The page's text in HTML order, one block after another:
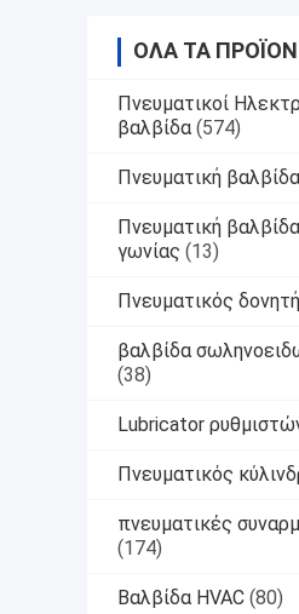
ΌΛΑ ΤΑ
Πνευματικοί
βαλβίδα (574)
Πνευματική
Πνευματική
γωνίας (13)
Πνευματικός
βαλβίδα
(38)
Lubricator
Πνευματικός
πνευματικές
(174)
Βαλβίδα HVAC (80)